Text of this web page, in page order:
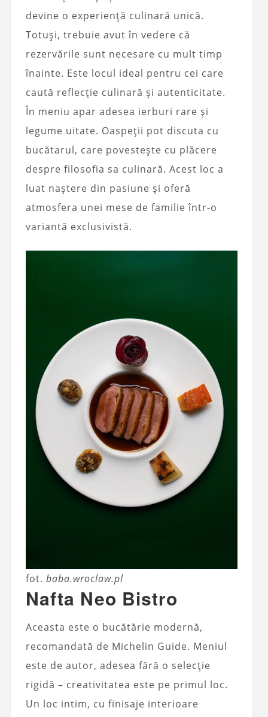
devine o experiență culinară unică.
Totuși, trebuie avut în vedere că
rezervările sunt necesare cu mult timp
înainte. Este locul ideal pentru cei care
caută reflecție culinară și autenticitate.
În meniu apar adesea ierburi rare și
legume uitate. Oaspeții pot discuta cu
bucătarul, care povestește cu plăcere
despre filosofia sa culinară. Acest loc a
luat naștere din pasiune și oferă
atmosfera unei mese de familie într-o
variantă exclusivistă.
fot. baba.wroclaw.pl
Nafta Neo Bistro
Aceasta este o bucătărie modernă,
recomandată de Michelin Guide. Meniul
este de autor, adesea fără o selecție
rigidă – creativitatea este pe primul loc.
Un loc intim, cu finisaje interioare